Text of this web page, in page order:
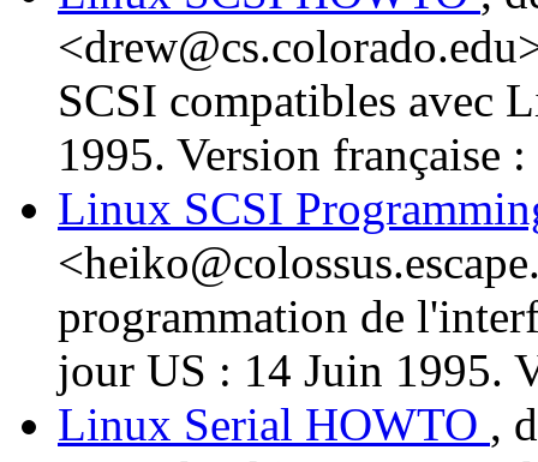
SCSI compatibles avec
1995. Version française
Linux SCSI
programmation de
jour US : 14 Juin 1995.
Linux Serial HOWTO ,